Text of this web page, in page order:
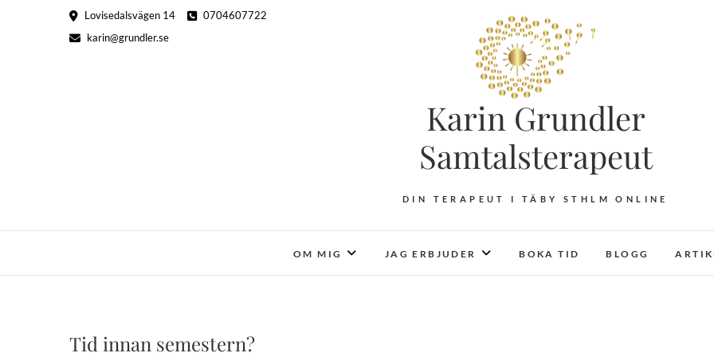
Lovisedalsvägen 14
0704607722
karin@grundler.se
Karin Grundler
Samtalsterapeut
DIN TERAPEUT I TÄBY STHLM ONLINE
OM MIG JAG ERBJUDER BOKA TID BLOGG
Tid innan semestern?